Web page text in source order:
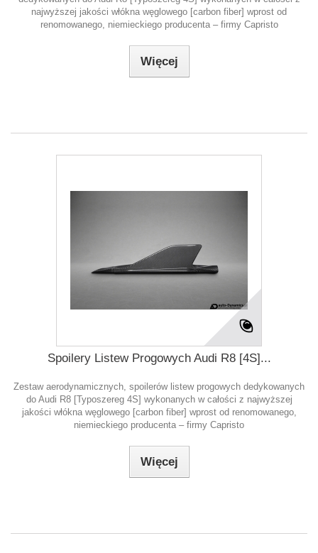
najwyższej jakości włókna węglowego [carbon fiber] wprost od
renomowanego, niemieckiego producenta – firmy Capristo
Więcej
Spoilery Listew Progowych Audi R8 [4S]...
Zestaw aerodynamicznych, spoilerów listew progowych dedykowanych
do Audi R8 [Typoszereg 4S] wykonanych w całości z najwyższej
jakości włókna węglowego [carbon fiber] wprost od renomowanego,
niemieckiego producenta – firmy Capristo
Więcej